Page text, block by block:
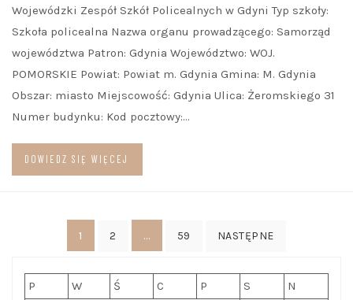
Wojewódzki Zespół Szkół Policealnych w Gdyni Typ szkoły:
Szkoła policealna Nazwa organu prowadzącego: Samorząd
województwa Patron: Gdynia Województwo: WOJ.
POMORSKIE Powiat: Powiat m. Gdynia Gmina: M. Gdynia
Obszar: miasto Miejscowość: Gdynia Ulica: Żeromskiego 31
Numer budynku: Kod pocztowy:…
DOWIEDZ SIĘ WIĘCEJ
Stronicowanie
1 2 … 59 NASTĘPNE
P W Ś C P S
N